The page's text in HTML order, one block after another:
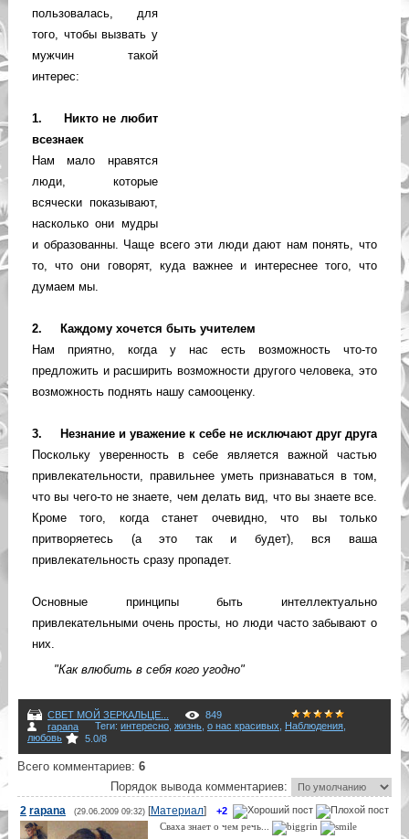
пользовалась, для
того, чтобы вызвать у
мужчин такой
интерес:
1. Никто не любит
всезнаек
Нам мало нравятся
люди, которые
всячески показывают,
насколько они мудры
и образованны. Чаще всего эти люди дают нам понять, что
то, что они говорят, куда важнее и интереснее того, что
думаем мы.
2. Каждому хочется быть учителем
Нам приятно, когда у нас есть возможность что-то
предложить и расширить возможности другого человека, это
возможность поднять нашу самооценку.
3. Незнание и уважение к себе не исключают друг друга
Поскольку уверенность в себе является важной частью
привлекательности, правильнее уметь признаваться в том,
что вы чего-то не знаете, чем делать вид, что вы знаете все.
Кроме того, когда станет очевидно, что вы только
притворяетесь (а это так и будет), вся ваша
привлекательность сразу пропадет.
Основные принципы быть интеллектуально
привлекательными очень просты, но люди часто забывают о
них.
"Как влюбить в себя кого угодно"
СВЕТ МОЙ ЗЕРКАЛЬЦЕ...
849
rapana
Теги: интересно, жизнь, о нас красивых Наблюдения,
любовь
5.0/8
Всего комментариев: 6
Порядок вывода комментариев:
+2
2 rapana (29.06.2009 09:32)[Материал]
Сваха знает о чем речь...